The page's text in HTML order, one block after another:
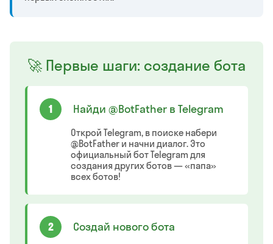
🚀 Первые шаги: создание бота
1 Найди @BotFather в Telegram
Открой Telegram, в поиске набери
@BotFather и начни диалог. Это
официальный бот Telegram для
создания других ботов — «папа»
всех ботов!
2 Создай нового бота